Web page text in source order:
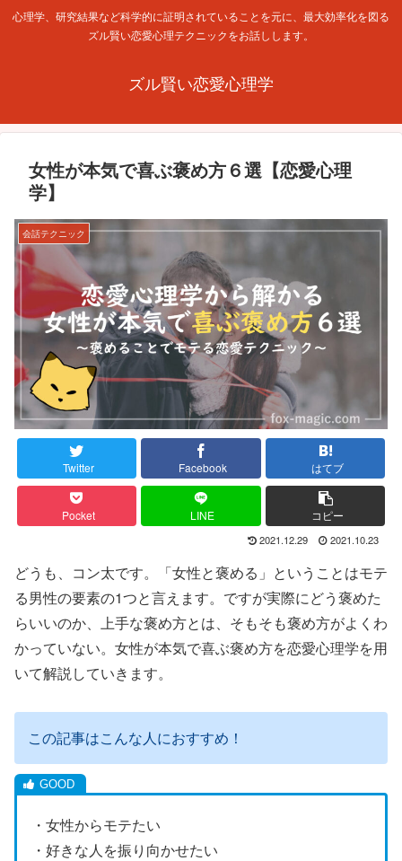
心理学、研究結果など科学的に証明されていることを元に、最大効率化を図る
ズル賢い恋愛心理テクニックをお話しします。
ズル賢い恋愛心理学
女性が本気で喜ぶ褒め方６選【恋愛心理
学】
会話テクニック
Twitter Facebook はてブ
Pocket LINE コピー
2021.12.29 2021.10.23
どうも、コン太です。「女性と褒める」ということはモテ
る男性の要素の1つと言えます。ですが実際にどう褒めた
らいいのか、上手な褒め方とは、そもそも褒め方がよくわ
かっていない。女性が本気で喜ぶ褒め方を恋愛心理学を用
いて解説していきます。
この記事はこんな人におすすめ！
・女性からモテたい
・好きな人を振り向かせたい